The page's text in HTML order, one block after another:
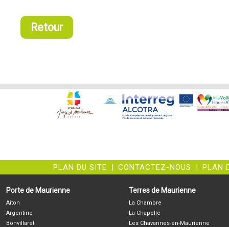
Retour
PLAN DU SITE | CONTACTEZ-NOUS | PLAN
Porte de Maurienne
Aiton
Argentine
Bonvillaret
Terres de Maurienne
La Chambre
La Chapelle
Les Chavannes-en-Maurienne